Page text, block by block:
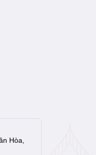
Hòa,